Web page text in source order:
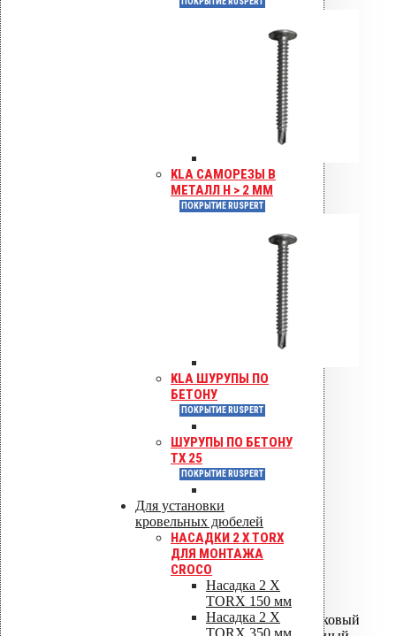
KLA САМОРЕЗЫ В
МЕТАЛЛ H > 2 ММ
ПОКРЫТИЕ RUSPERT
KLA ШУРУПЫ ПО
БЕТОНУ
ПОКРЫТИЕ RUSPERT
ШУРУПЫ ПО БЕТОНУ
TX 25
ПОКРЫТИЕ RUSPERT
Для установки
кровельных дюбелей
НАСАДКИ 2 X TORX
ДЛЯ МОНТАЖА
CROCO
Насадка 2 X
TORX 150 мм
Насадка 2 X
TORX 350 мм
ALIPAI ДЕФЛЕКТОРЫ
ALIPAI-075 дефлектор
ALIPAI-075 дефлектор коньковый